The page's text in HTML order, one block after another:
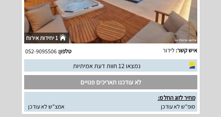
1 יחידות אירוח
איש קשר:לידור טלפון:052-9095506
נמצאו 12 חוות דעת אמיתיות
לא עודכנו תאריכים פנויים
מחיר לזוג החל מ:
סופ"ש לא עודכן
אמצ"ש לא עודכן